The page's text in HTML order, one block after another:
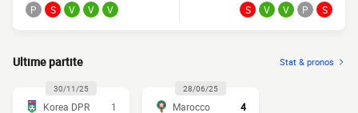
P S V V V S V V P S
Ultime partite Stat & pronos
30/11/25
Korea DPR
1
28/06/25
Marocco
4